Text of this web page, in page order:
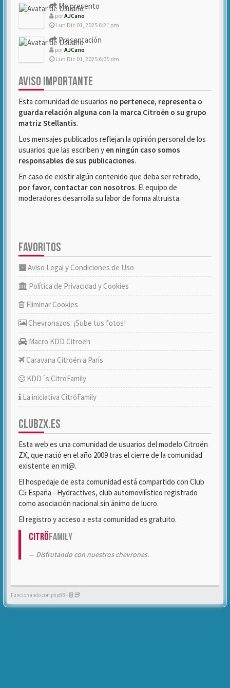
Me presento
porAJCano
Lun Dic 01, 2025 6:21 pm
Presentación
porAJCano
Lun Dic 01, 2025 6:05 pm
AVISO IMPORTANTE
Esta comunidad de usuarios no pertenece, representa o
guarda relación alguna con la marca Citroën o su grupo
matriz Stellantis.
Los mensajes publicados reflejan la opinión personal de los
usuarios que las escriben y en ningún caso somos
responsables de sus publicaciones.
En caso de existir algún contenido que deba ser retirado,
por favor, contactar con nosotros. El equipo de
moderadores desarrolla su labor de forma altruista.
FAVORITOS
Aviso Legal y Condiciones de Uso
Política de Privacidad y Cookies
Eliminar Cookies
Chevronazos: ¡Sube tus fotos!
Macro KDD Citroën
Caravana Citroën a París
KDD´s CitröFamily
La iniciativa CitröFamily
CLUBZX.ES
Esta web es una comunidad de usuarios del modelo Citroën
ZX, que nació en el año 2009 tras el cierre de la comunidad
existente en mi@.
El hospedaje de esta comunidad está compartido con Club
C5 España - Hydractives, club automovilístico registrado
como asociación nacional sin ánimo de lucro.
El registro y acceso a esta comunidad es gratuito.
CitröFamily
Disfrutando con nuestros chevrones.
Funcionando con phpBB -